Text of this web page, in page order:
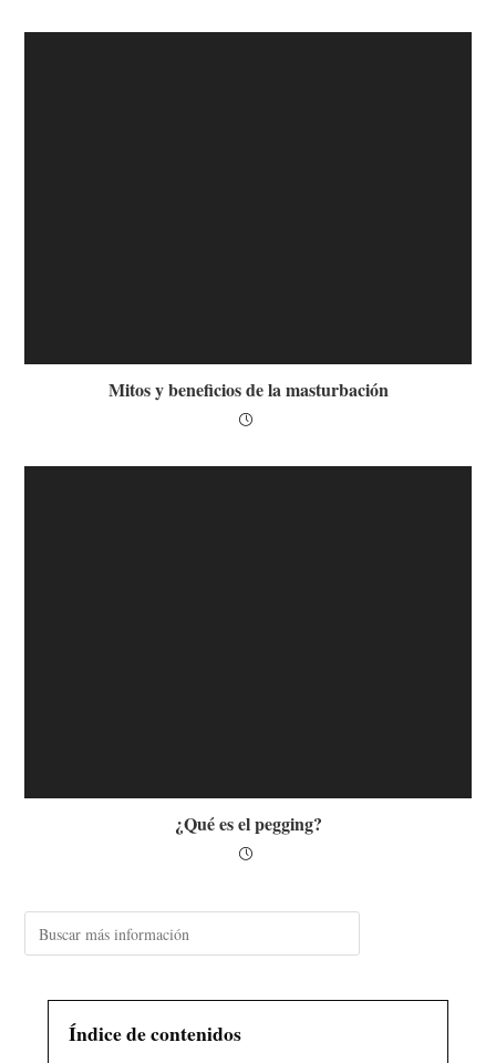
Mitos y beneficios de la masturbación
¿Qué es el pegging?
Índice de contenidos